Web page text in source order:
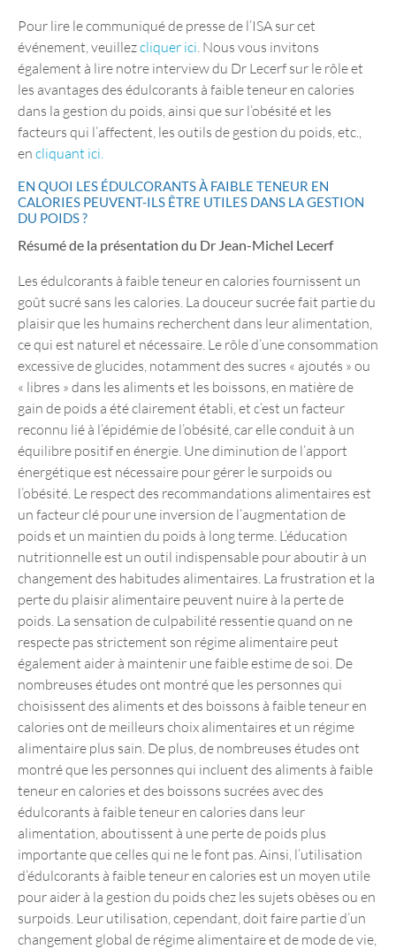
Pour lire le communiqué de presse de l’ISA sur cet
événement, veuillezcliquer ici . Nous vous invitons
également à lire notre interview du Dr Lecerf sur le rôle et
les avantages des édulcorants à faible teneur en calories
dans la gestion du poids, ainsi que sur l’obésité et les
facteurs qui l’affectent, les outils de gestion du poids, etc.,
en cliquant ici.
EN QUOI LES ÉDULCORANTS À FAIBLE TENEUR EN
CALORIES PEUVENT-ILS ÊTRE UTILES DANS LA GESTION
DU POIDS ?
Résumé de la présentation du Dr Jean-Michel Lecerf
Les édulcorants à faible teneur en calories fournissent un
goût sucré sans les calories. La douceur sucrée fait partie du
plaisir que les humains recherchent dans leur alimentation,
ce qui est naturel et nécessaire. Le rôle d’une consommation
excessive de glucides, notamment des sucres « ajoutés » ou
« libres » dans les aliments et les boissons, en matière de
gain de poids a été clairement établi, et c’est un facteur
reconnu lié à l’épidémie de l’obésité, car elle conduit à un
équilibre positif en énergie. Une diminution de l’apport
énergétique est nécessaire pour gérer le surpoids ou
l’obésité. Le respect des recommandations alimentaires est
un facteur clé pour une inversion de l’augmentation de
poids et un maintien du poids à long terme. L’éducation
nutritionnelle est un outil indispensable pour aboutir à un
changement des habitudes alimentaires. La frustration et la
perte du plaisir alimentaire peuvent nuire à la perte de
poids. La sensation de culpabilité ressentie quand on ne
respecte pas strictement son régime alimentaire peut
également aider à maintenir une faible estime de soi. De
nombreuses études ont montré que les personnes qui
choisissent des aliments et des boissons à faible teneur en
calories ont de meilleurs choix alimentaires et un régime
alimentaire plus sain. De plus, de nombreuses études ont
montré que les personnes qui incluent des aliments à faible
teneur en calories et des boissons sucrées avec des
édulcorants à faible teneur en calories dans leur
alimentation, aboutissent à une perte de poids plus
importante que celles qui ne le font pas. Ainsi, l’utilisation
d’édulcorants à faible teneur en calories est un moyen utile
pour aider à la gestion du poids chez les sujets obèses ou en
surpoids. Leur utilisation, cependant, doit faire partie d’un
changement global de régime alimentaire et de mode de vie,